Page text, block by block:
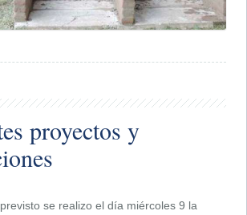
proyectos y
se realizo el día miércoles 9 la